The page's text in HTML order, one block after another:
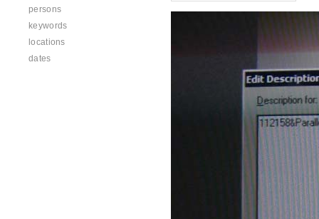
persons
keywords
locations
dates